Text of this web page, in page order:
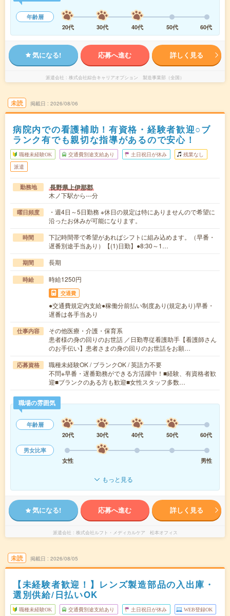
年齢層
20代
30代 40代 50代 60代
気になる! 応募へ進む 詳しく見る
派遣会社 株式会社綜合キャリアオプション 製造事業部（全国）
未読 掲載日 2026/08/06
病院内での看護補助！有資格・経験者歓迎○ブ
ランク有でも親切な指導があるので安心！
職種未経験OK 交通費別途支給あり 土日祝日が休み 残業なし
派遣
勤務地 長野県上伊那郡
木ノ下駅から---分
曜日頻度
・週4日～5日勤務 ※休日の規定は特にありませんので希望に
沿ったお休みが可能になります。
時間
下記時間帯で希望があればシフトに組み込めます。（早番・
遅番別途手当あり）【(1)日勤】●8:30～1…
期間 長期
時給 時給1250円
交通費
●交通費規定内支給●稼働分前払い制度あり(規定あり)早番・
遅番は各手当あり
仕事内容
その他医療・介護・保育系
患者様の身の回りのお世話 ／日勤専従看護助手【看護師さん
のお手伝い】患者さまの身の回りのお世話をお願…
応募資格
職種未経験OK / ブランクOK / 英語力不要
不問※早番・遅番勤務ができる方活躍中！■経験、有資格者歓
迎■ブランクのある方も歓迎■女性スタッフ多数…
職場の雰囲気
年齢層
20代
30代 40代 50代
60代
男女比率
女性
男性
もっと見る
気になる! 応募へ進む 詳しく見る
派遣会社 株式会社ルフト・メディカルケア 松本オフィス
未読 掲載日 2026/08/05
【未経験者歓迎！】レンズ製造部品の入出庫・
選別供給/日払いOK
職種未経験OK 交通費別途支給あり 土日祝日が休み WEB登録OK